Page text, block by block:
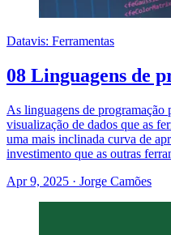
Datavis: Ferramentas
08 Linguagens de
As linguagens de programação
visualização de dados que as
uma mais inclinada curva de
investimento que as outras
Apr 9, 2025 · Jorge Camões